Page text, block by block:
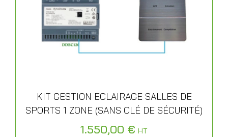
KIT GESTION ECLAIRAGE SALLES DE
SPORTS 1 ZONE (SANS CLÉ DE SÉCURITÉ)
1.550,00 € HT